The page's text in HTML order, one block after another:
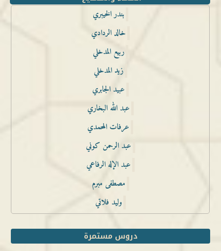
بندر الخيبري
خالد الردادي
ربيع المدخلي
زيد المدخلي
عبيد الجابري
عبد الله البخاري
عرفات المحمدي
عبد الرحمن كوني
عبد الإله الرفاعي
مصطفى مبرم
وليد فلاتي
دروس مستمرة